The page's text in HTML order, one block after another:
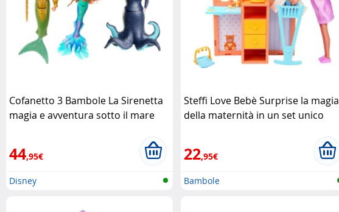
Cofanetto 3 Bambole La Sirenetta
magia e avventura sotto il mare
44,95€
Disney
Steffi Love Bebè Surprise la magia
della maternità in un set unico
22,95€
Bambole